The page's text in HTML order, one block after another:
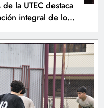
la UTEC destaca
integral de los